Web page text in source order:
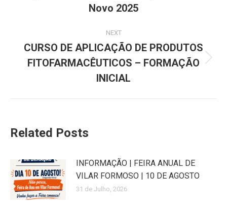
post:
Novo 2025
NEXT
Next
post:
CURSO DE APLICAÇÃO DE PRODUTOS
FITOFARMACÊUTICOS – FORMAÇÃO
INICIAL
Related Posts
INFORMAÇÃO | FEIRA ANUAL DE
VILAR FORMOSO | 10 DE AGOSTO
31 de Julho, 2026